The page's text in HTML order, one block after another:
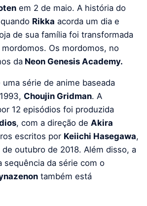
em 2 de maio. A história do
Rikka acorda um dia e
de sua família foi transformada
Os mordomos, no
da Neon Genesis Academy.
uma série de anime baseada
Choujin Gridman. A
12 episódios foi produzida
, com a direção de Akira
escritos por Keiichi Hasegawa,
outubro de 2018. Além disso, a
sequência da série com o
também está